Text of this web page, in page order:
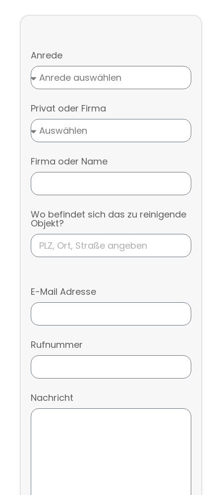
Anrede
Privat oder Firma
Firma oder Name
Wo befindet sich das zu reinigende
Objekt?
E-Mail Adresse
Rufnummer
Nachricht